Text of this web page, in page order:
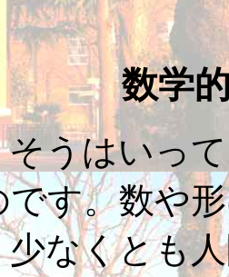
数学
うはいっ
す。数や
なくとも